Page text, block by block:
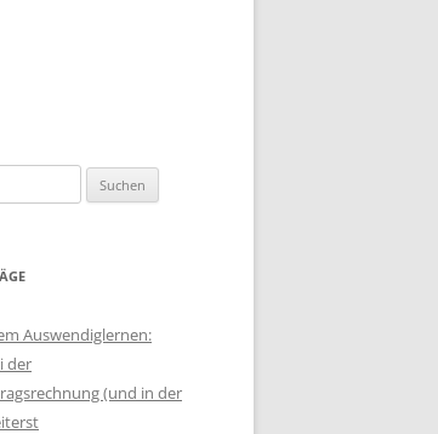
Auswendiglernen:
der
(und in der